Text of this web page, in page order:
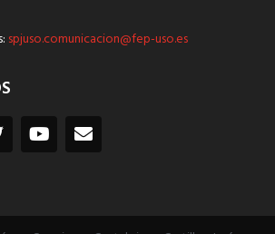
spjuso.comunicacion@fep-uso.es